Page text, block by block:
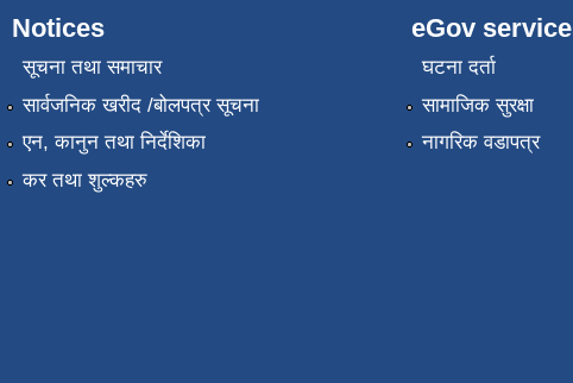
Notices
सूचना तथा समाचार
सार्वजनिक खरीद /बोलपत्र सूचना
एन, कानुन तथा निर्देशिका
कर तथा शुल्कहरु
eGov
घटना दर्ता
सामाजिक सुरक्षा
नागरिक वडापत्र